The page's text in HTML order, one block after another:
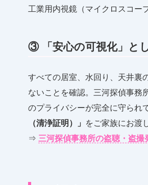
工業用内視鏡（マイクロスコー
③ 「安心の可視化」と
すべての居室、水回り、天井裏
ないことを確認。三河探偵事務
のプライバシーが完全に守られ
（清浄証明）」
をご家族にお渡
⇒ 三河探偵事務所の盗聴・盗